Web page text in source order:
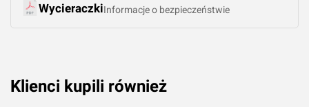
WycieraczkiInformacje o bezpieczeństwie
Klienci kupili również